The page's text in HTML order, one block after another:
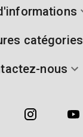
catégories
nous